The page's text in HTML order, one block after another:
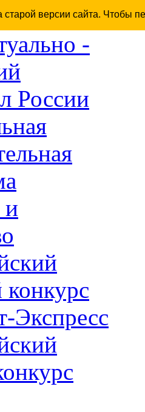
старой версии сайта. Чтобы
-
России
и
Экспресс